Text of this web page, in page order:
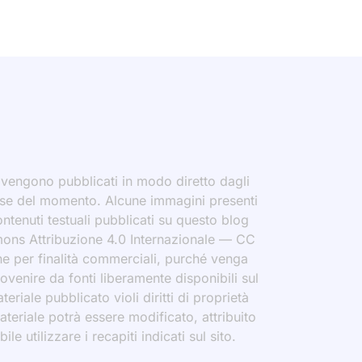
pubblicati in modo diretto dagli
del momento. Alcune immagini presenti
testuali pubblicati su questo blog
Attribuzione 4.0 Internazionale — CC
per finalità commerciali, purché venga
da fonti liberamente disponibili sul
pubblicato violi diritti di proprietà
potrà essere modificato, attribuito
utilizzare i recapiti indicati sul sito.